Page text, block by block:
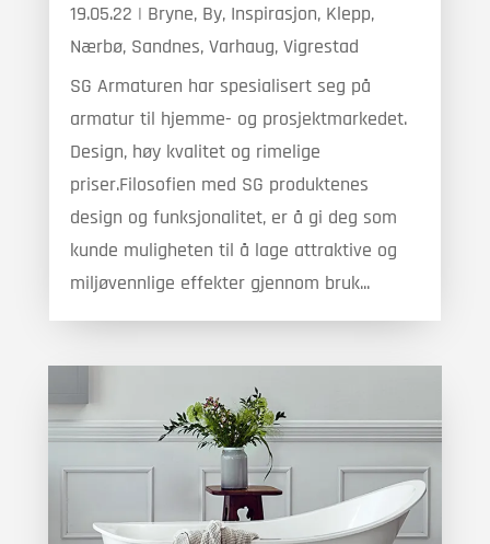
19.05.22 | Bryne, By, Inspirasjon, Klepp,
Nærbø, Sandnes, Varhaug, Vigrestad
SG Armaturen har spesialisert seg på
armatur til hjemme- og prosjektmarkedet.
Design, høy kvalitet og rimelige
priser.Filosofien med SG produktenes
design og funksjonalitet, er å gi deg som
kunde muligheten til å lage attraktive og
miljøvennlige effekter gjennom bruk...